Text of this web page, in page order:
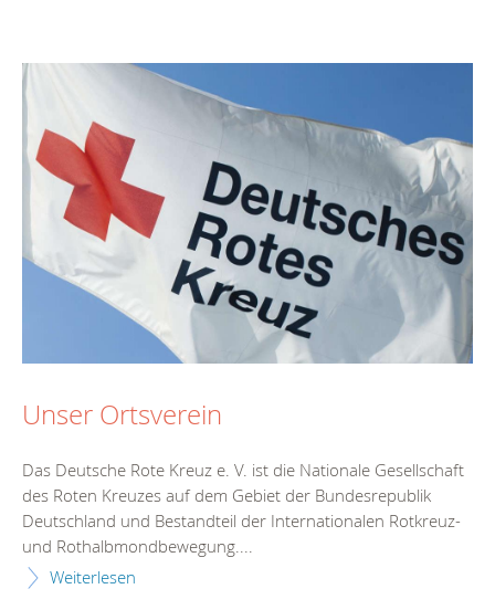
Unser Ortsverein
Das Deutsche Rote Kreuz e. V. ist die Nationale Gesellschaft
des Roten Kreuzes auf dem Gebiet der Bundesrepublik
Deutschland und Bestandteil der Internationalen Rotkreuz-
und Rothalbmondbewegung....
Weiterlesen